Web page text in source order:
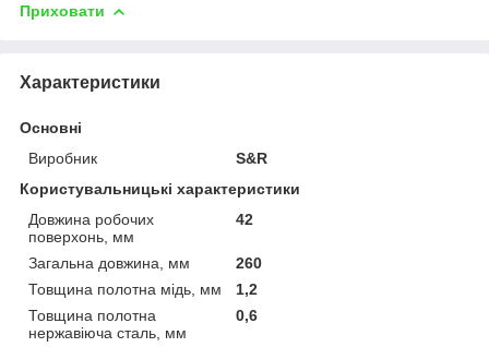
Приховати
Характеристики
Основні
Виробник
S&R
Користувальницькі характеристики
Довжина робочих
поверхонь, мм
42
Загальна довжина, мм
260
Товщина полотна мідь, мм
1,2
Товщина полотна
нержавіюча сталь, мм
0,6